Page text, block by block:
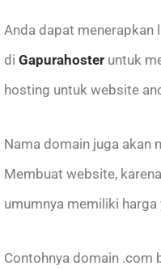
Anda dapat menerapkan
di Gapurahoster untuk
hosting untuk website
Nama domain juga akan
Membuat website,
umumnya memiliki harga
Contohnya domain .com